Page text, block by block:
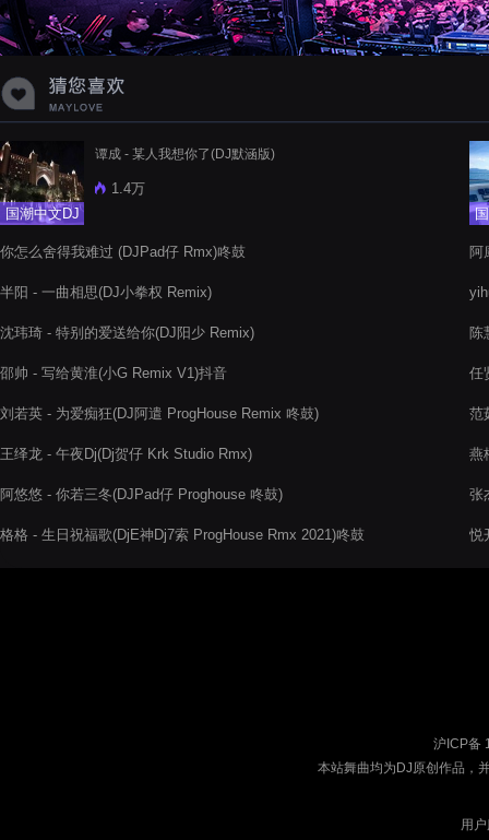
国潮中文DJ
谭成 - 某人我想你了(DJ默涵版)
1.4万
你怎么舍得我难过 (DJPad仔 Rmx)咚鼓
半阳 - 一曲相思(DJ小拳权 Remix)
沈玮琦 - 特别的爱送给你(DJ阳少 Remix)
邵帅 - 写给黄淮(小G Remix V1)抖音
刘若英 - 为爱痴狂(DJ阿遣 ProgHouse Remix 咚鼓)
王绎龙 - 午夜Dj(Dj贺仔 Krk Studio Rmx)
阿悠悠 - 你若三冬(DJPad仔 Proghouse 咚鼓)
格格 - 生日祝福歌(DjE神Dj7索 ProgHouse Rmx 2021)咚鼓
阿
陈
任
范
燕
张
悦
沪ICP备
本站舞曲均为DJ原创作品，
用